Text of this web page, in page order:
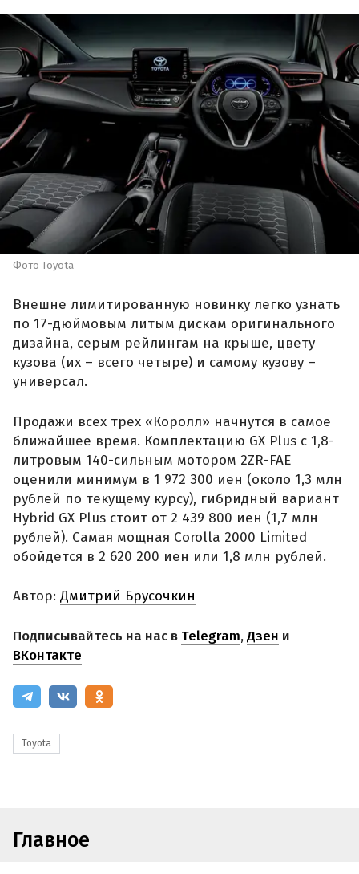
Фото Toyota
Внешне лимитированную новинку легко узнать
по 17-дюймовым литым дискам оригинального
дизайна, серым рейлингам на крыше, цвету
кузова (их – всего четыре) и самому кузову –
универсал.
Продажи всех трех «Королл» начнутся в самое
ближайшее время. Комплектацию GX Plus с 1,8-
литровым 140-сильным мотором 2ZR-FAE
оценили минимум в 1 972 300 иен (около 1,3 млн
рублей по текущему курсу), гибридный вариант
Hybrid GX Plus стоит от 2 439 800 иен (1,7 млн
рублей). Самая мощная Corolla 2000 Limited
обойдется в 2 620 200 иен или 1,8 млн рублей.
Автор: Дмитрий Брусочкин
Подписывайтесь на нас в Telegram,Дзен и
ВКонтакте
Toyota
Главное